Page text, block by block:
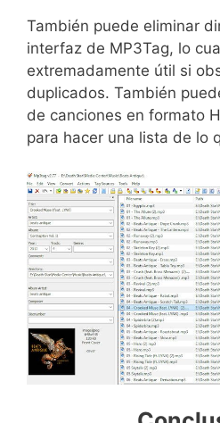
También puede eliminar
interfaz de MP3Tag, lo
extremadamente útil si
duplicados. También
de canciones en formato
para hacer una lista de lo